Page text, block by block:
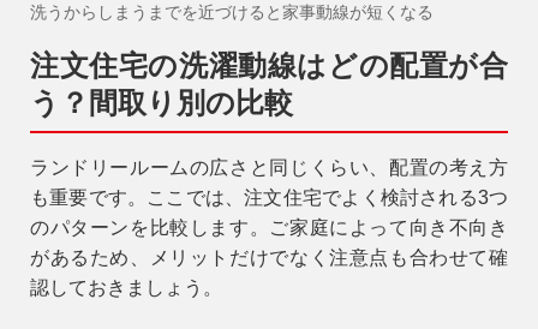
洗うからしまうまでを近づけると家事動線が短くなる
注文住宅の洗濯動線はどの配置が合
う？間取り別の比較
ランドリールームの広さと同じくらい、配置の考え方
も重要です。ここでは、注文住宅でよく検討される3つ
のパターンを比較します。ご家庭によって向き不向き
があるため、メリットだけでなく注意点も合わせて確
認しておきましょう。